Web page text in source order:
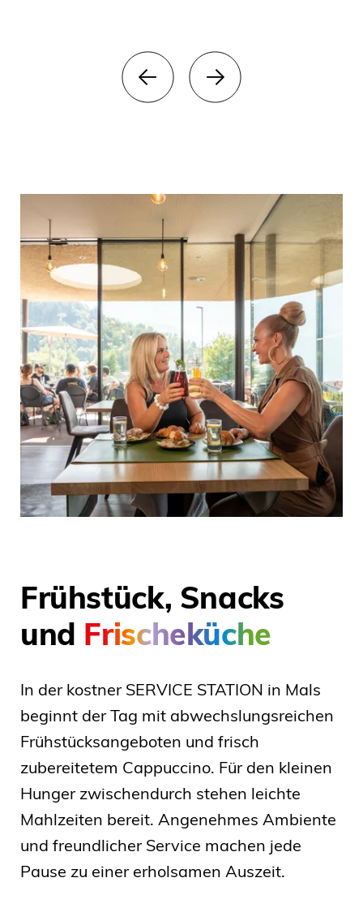
Frühstück, Snacks
und Frischeküche
In der kostner SERVICE STATION in Mals
beginnt der Tag mit abwechslungsreichen
Frühstücksangeboten und frisch
zubereitetem Cappuccino. Für den kleinen
Hunger zwischendurch stehen leichte
Mahlzeiten bereit. Angenehmes Ambiente
und freundlicher Service machen jede
Pause zu einer erholsamen Auszeit.